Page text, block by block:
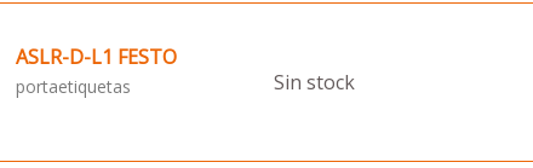
ASLR-D-L1 FESTO
portaetiquetas Sin stock